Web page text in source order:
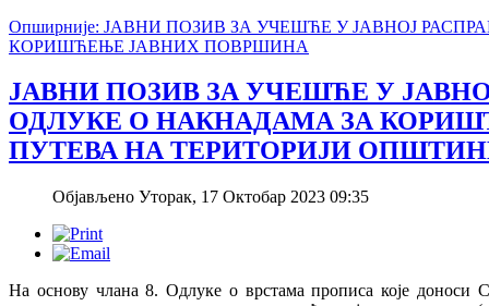
Опширније: ЈАВНИ ПОЗИВ ЗА УЧЕШЋЕ У ЈАВНОЈ
КОРИШЋЕЊЕ ЈАВНИХ ПОВРШИНА
ЈАВНИ ПОЗИВ ЗА УЧЕШЋЕ У
ОДЛУКЕ О НАКНАДАМА ЗА
ПУТЕВА НА ТЕРИТОРИЈИ
Објављено Уторак, 17 Октобар 2023 09:35
На основу члана 8. Одлуке о врстама прописа које доноси